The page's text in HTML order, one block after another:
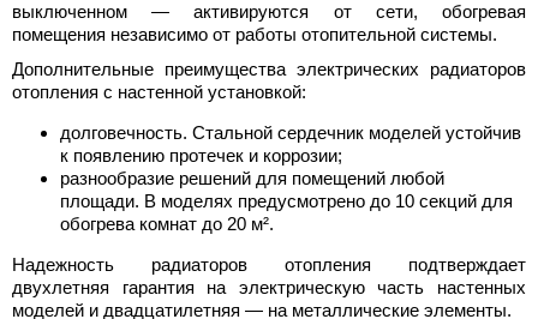
выключенном — активируются от сети, обогревая
помещения независимо от работы отопительной системы.
Дополнительные преимущества электрических радиаторов
отопления с настенной установкой:
долговечность. Стальной сердечник моделей устойчив
к появлению протечек и коррозии;
разнообразие решений для помещений любой
площади. В моделях предусмотрено до 10 секций для
обогрева комнат до 20 м².
Надежность радиаторов отопления подтверждает
двухлетняя гарантия на электрическую часть настенных
моделей и двадцатилетняя — на металлические элементы.